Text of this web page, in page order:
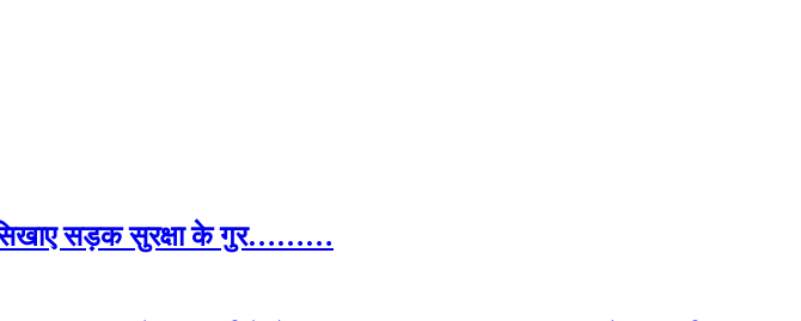
सिखाए सड़क सुरक्षा के गुर………